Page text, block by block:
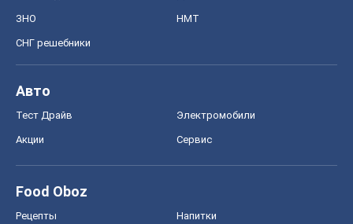
ЗНО НМТ
СНГ решебники
Авто
Тест Драйв Электромобили
Акции Сервис
Food Oboz
Рецепты Напитки